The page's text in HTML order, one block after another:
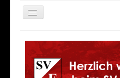
Navigation
an/aus
Aktuelles
Verein